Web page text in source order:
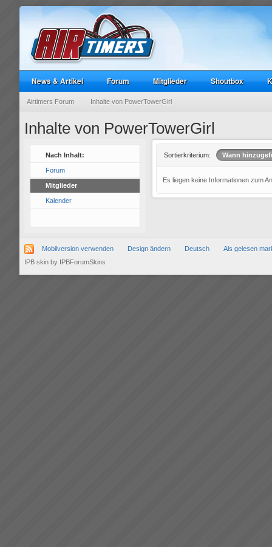
News & Artikel Forum Mitglieder Shoutbox
Airtimers Forum Inhalte von PowerTowerGirl
Inhalte von PowerTowerGirl
Nach Inhalt:
Forum
Mitglieder
Kalender
Sortierkriterium: Wann
Es liegen keine Informationen zum
Mobilversion verwenden Design ändern Deutsch
Als gelesen
IPB skin by IPBForumSkins